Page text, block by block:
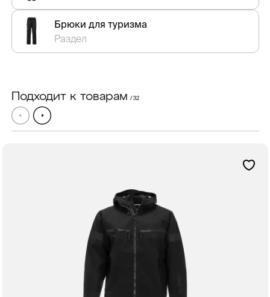
Брюки для туризма
Раздел
Подходит к товарам / 32